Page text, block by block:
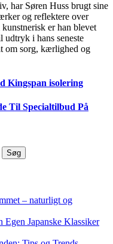
har Søren Huss brugt sine
og reflektere over
er han blevet
i hans seneste
om sorg, kærlighed og
Kingspan isolering
Til Specialtilbud På
– naturligt og
Japanske Klassiker